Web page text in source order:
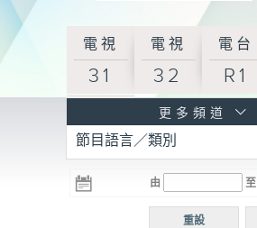
電視
31
電視
32
電台
R1
R3
電台 電台
R5
電台
普通
更多頻道
節目語言／類別
由 至
重設